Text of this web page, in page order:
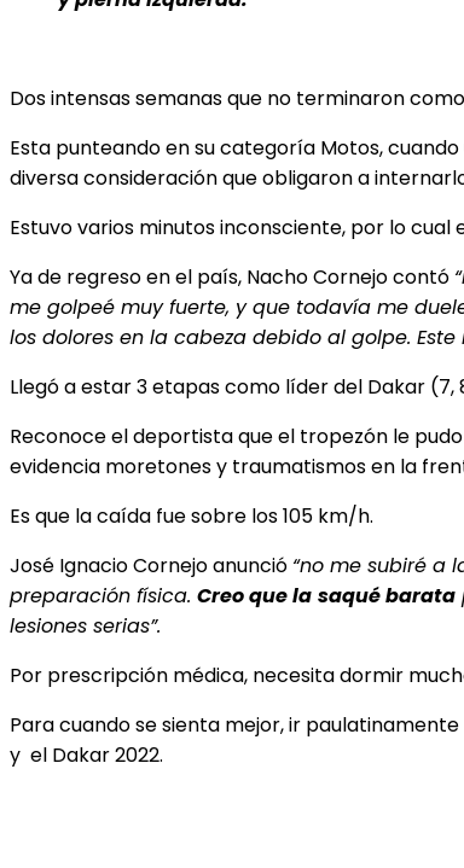
Dos intensas semanas que no terminaron
Esta punteando en su categoría Motos,
diversa consideración que obligaron a
Estuvo varios minutos inconsciente, por lo
Ya de regreso en el país, Nacho Cornejo contó
me golpeé muy fuerte, y que todavía me
los dolores en la cabeza debido al golpe.
Llegó a estar 3 etapas como líder del Dakar (7,
Reconoce el deportista que el tropezón le
evidencia moretones y traumatismos en la
Es que la caída fue sobre los 105 km/h.
José Ignacio Cornejo anunció “no me subiré a
preparación física. Creo que la saqué barata
lesiones serias”.
Por prescripción médica, necesita dormir
Para cuando se sienta mejor, ir
y el Dakar 2022.